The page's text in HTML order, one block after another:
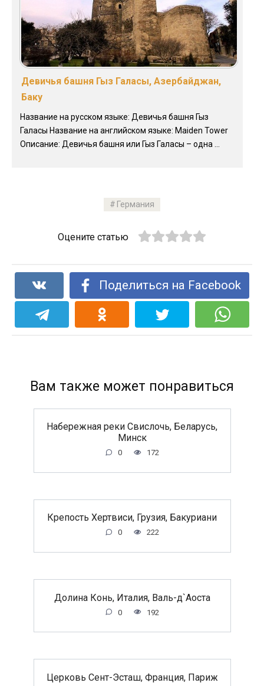
Девичья башня Гыз Галасы, Азербайджан,
Баку
Название на русском языке: Девичья башня Гыз
Галасы Название на английском языке: Maiden Tower
Описание: Девичья башня или Гыз Галасы – одна ...
Германия
Оцените статью
Поделиться на Facebook
Вам также может понравиться
Набережная реки Свислочь, Беларусь,
Минск
0 172
Крепость Хертвиси, Грузия, Бакуриани
0 222
Долина Конь, Италия, Валь-д`Аоста
0 192
Церковь Сент-Эсташ, Франция, Париж